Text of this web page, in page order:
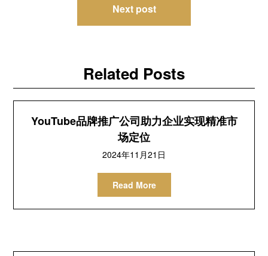
Next post
Related Posts
YouTube品牌推广公司助力企业实现精准市
场定位
2024年11月21日
Read More